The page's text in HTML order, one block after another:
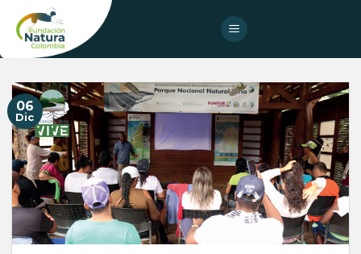
content
06
Dic